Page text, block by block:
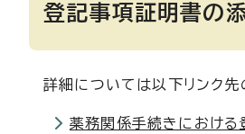
登記事項証明書の
詳細については以下リンク先
薬務関係手続きにおける